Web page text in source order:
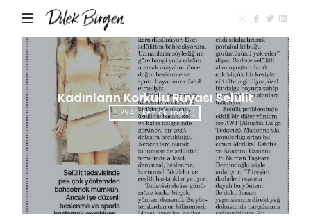
Birgen
Kadınların Korkulu Rüyası Selülit
( 2941 kez okundu )